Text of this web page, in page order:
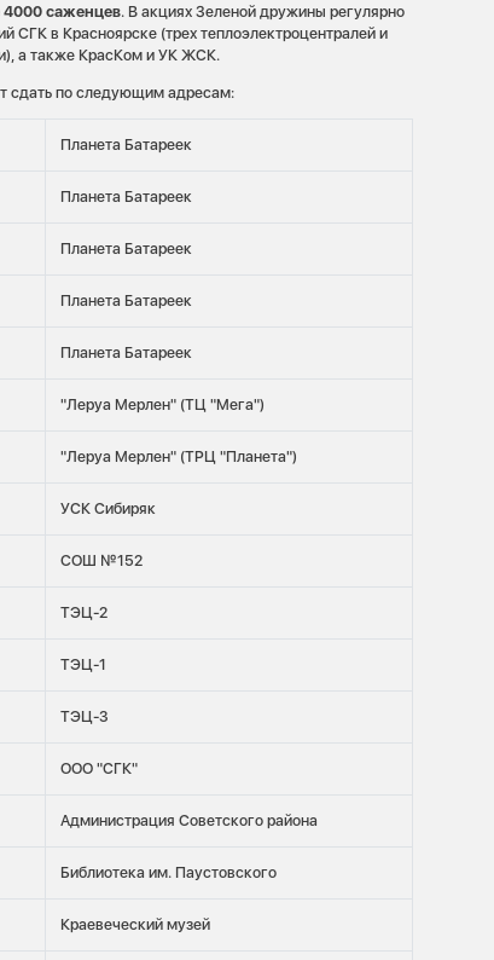
4000 саженцев. В акциях Зеленой дружины регулярно
СГК в Красноярске (трех теплоэлектроцентралей и
а также КрасКом и УК ЖСК.
сдать по следующим адресам:
Планета Батареек
Планета Батареек
Планета Батареек
Планета Батареек
Планета Батареек
"Леруа Мерлен" (ТЦ "Мега")
"Леруа Мерлен" (ТРЦ "Планета")
УСК Сибиряк
СОШ №152
ТЭЦ-2
ТЭЦ-1
ТЭЦ-3
ООО "СГК"
Администрация Советского района
Библиотека им. Паустовского
Краевеческий музей